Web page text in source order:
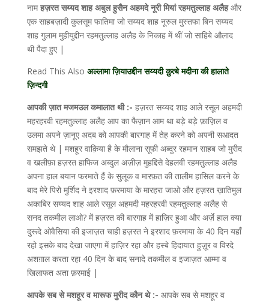
नामहज़रत सय्यद शाह अबुल हुसैन अहमदे नूरी मियां रहमतुल्लाह अलैहऔर
एक साहबज़ादी कुलसूम फातिमा जो सय्यद शाह नूरुल मुस्तफा बिन सय्यद
शाह गुलाम मुहीयुद्दीन रहमतुल्लाह अलैह के निकाह में थीं जो साहिबे औलाद
थी पैदा हुए |
Read This Also अल्लामा ज़ियाउद्दीन सय्यदी क़ुत्बे मदीना की हालाते
ज़िन्दगी
आपकी ज़ात मजमउल कमालात थी :- हज़रत सय्यद शाह आले रसूल अहमदी
महरहरवी रहमतुल्लाह अलैह आप का फैज़ान आम था बड़े बड़े फ़ाज़िल व
उलमा अपने ज़ानूए अदब को आपकी बारगाह में तेह करने को अपनी सआदत
समझते थे | मशहूर वाक़िया है के मौलाना सूफी अब्दुर रहमान साहब जो मुरीद
व खलीफ़ा हज़रत हाफिज अब्दुल अज़ीज़ मुहद्दिसे देहलवी रहमतुल्लाह अलैह
अपना हाल बयान फरमाते हैं के सुलूक व मारफ़त की तालीम हासिल करने के
बाद मेरे पिरो मुर्शिद ने इरशाद फ़रमाया के मारहरा जाओ और हज़रत ख़ातिमुल
अकाबिर सय्यद शाह आले रसूल अहमदी महरहरवी रहमतुल्लाह अलैह से
सनद तकमील लाओ? में हज़रत की बारगाह में हाज़िर हुआ और अर्ज़े हाल क्या
दुरूदे ओवैसिया की इजाज़त चाही हज़रत ने इरशाद फ़रमाया के 40 दिन यहाँ
रहो इसके बाद देखा जाएगा में हाज़िर रहा और हस्बे हिदायात हुज़ूर व विरदे
अशग़ाल करता रहा 40 दिन के बाद सनादे तकमील व इजाज़त आम्मा व
खिलाफत अता फ़रमाई |
आपके सब से मशहूर व मारूफ मुरीद कौन थे :- आपके सब से मशहूर व